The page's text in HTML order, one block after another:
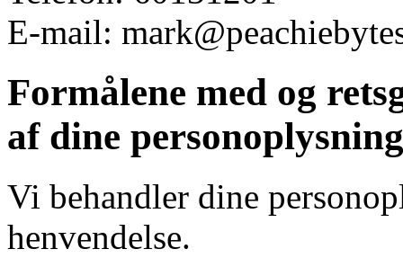
E-mail:
Formålene med og
af dine
Vi behandler dine
henvendelse.